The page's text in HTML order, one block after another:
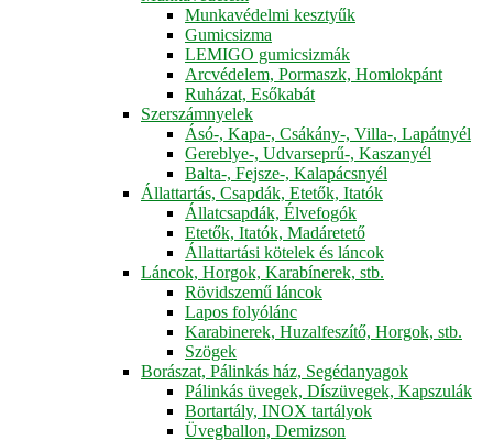
Munkavédelmi kesztyűk
Gumicsizma
LEMIGO gumicsizmák
Arcvédelem, Pormaszk, Homlokpánt
Ruházat, Esőkabát
Szerszámnyelek
Ásó-, Kapa-, Csákány-, Villa-, Lapátnyél
Gereblye-, Udvarseprű-, Kaszanyél
Balta-, Fejsze-, Kalapácsnyél
Állattartás, Csapdák, Etetők, Itatók
Állatcsapdák, Élvefogók
Etetők, Itatók, Madáretető
Állattartási kötelek és láncok
Láncok, Horgok, Karabínerek, stb.
Rövidszemű láncok
Lapos folyólánc
Karabinerek, Huzalfeszítő, Horgok, stb.
Szögek
Borászat, Pálinkás ház, Segédanyagok
Pálinkás üvegek, Díszüvegek, Kapszulák
Bortartály, INOX tartályok
Üvegballon, Demizson